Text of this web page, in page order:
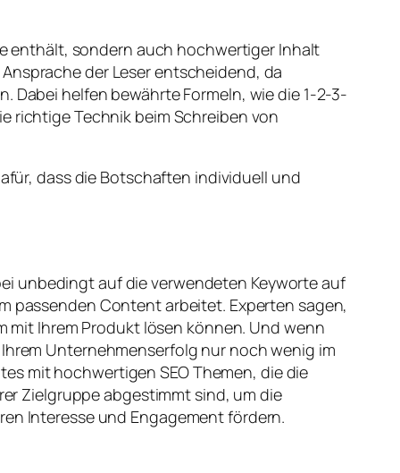
enthält, sondern auch hochwertiger Inhalt
der Leser entscheidend, da
helfen bewährte Formeln, wie die 1-2-3-
richtige Technik beim Schreiben von
dass die Botschaften individuell und
unbedingt auf die verwendeten Keyworte auf
passenden Content arbeitet. Experten sagen,
mit Ihrem Produkt lösen können. Und wenn
Unternehmenserfolg nur noch wenig im
mit hochwertigen SEO Themen, die die
Zielgruppe abgestimmt sind, um die
Interesse und Engagement fördern.